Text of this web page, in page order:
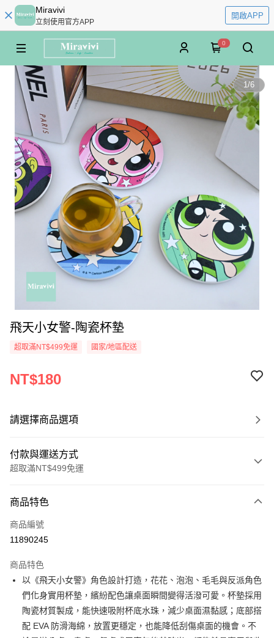
Miravivi
立刻使用官方APP
開啟APP
0
1/6
飛天小女警-陶瓷杯墊
超取滿NT$499免運 國家/地區配送
NT$180
請選擇商品選項
付款與運送方式
超取滿NT$499免運
信用卡一次付款
超商取貨付款
Apple Pay
街口支付
悠遊付
商品特色
商品編號
11890245
商品特色
以《飛天小女警》角色設計打造，花花、泡泡、毛毛與反派角色
們化身實用杯墊，繽紛配色讓桌面瞬間變得活潑可愛。杯墊採用
陶瓷材質製成，能快速吸附杯底水珠，減少桌面濕黏感；底部搭
配 EVA 防滑海綿，放置更穩定，也能降低刮傷桌面的機會。不